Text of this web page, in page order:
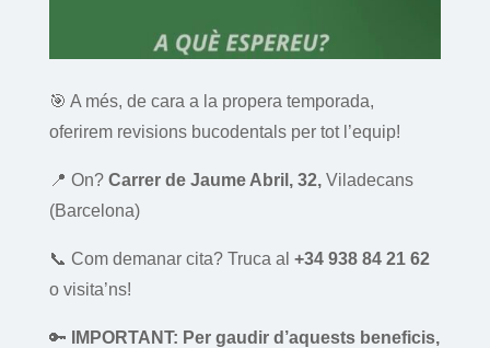
🎯 A més, de cara a la propera temporada,
oferirem revisions bucodentals per tot l’equip!
📍 On? Carrer de Jaume Abril, 32,Viladecans
(Barcelona)
📞 Com demanar cita? Truca al +34 938 84 21 62
o visita’ns!
🔑
IMPORTANT: Per gaudir d’aquests beneficis,